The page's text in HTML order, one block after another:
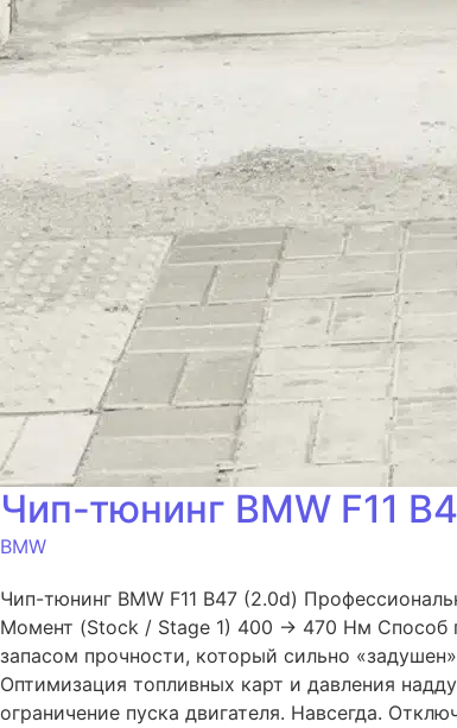
Чип-тюнинг BMW F11
BMW
Чип-тюнинг BMW F11 B47 (2.0d)
Момент (Stock / Stage 1) 400 → 470 Нм Способ
запасом прочности, который сильно
Оптимизация топливных карт и давления
ограничение пуска двигателя. Навсегда.